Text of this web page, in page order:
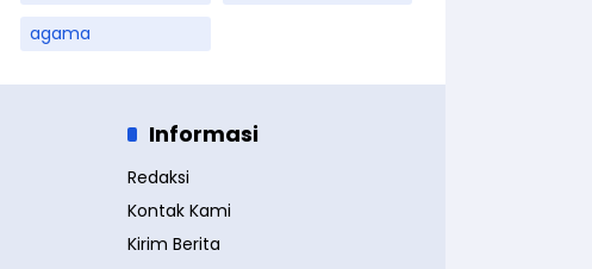
agama
Informasi
Redaksi
Kontak Kami
Kirim Berita